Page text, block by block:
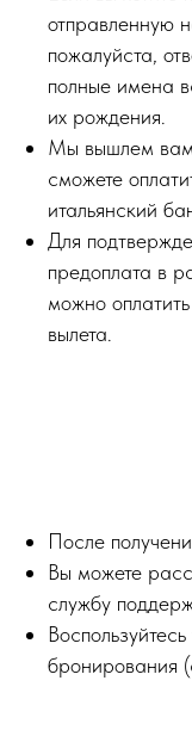
отправленную
пожалуйста,
полные имена
их рождения.
Мы вышлем вам
сможете
итальянский
Для
предоплата в
можно
вылета.
После
Вы можете
службу
бронирования